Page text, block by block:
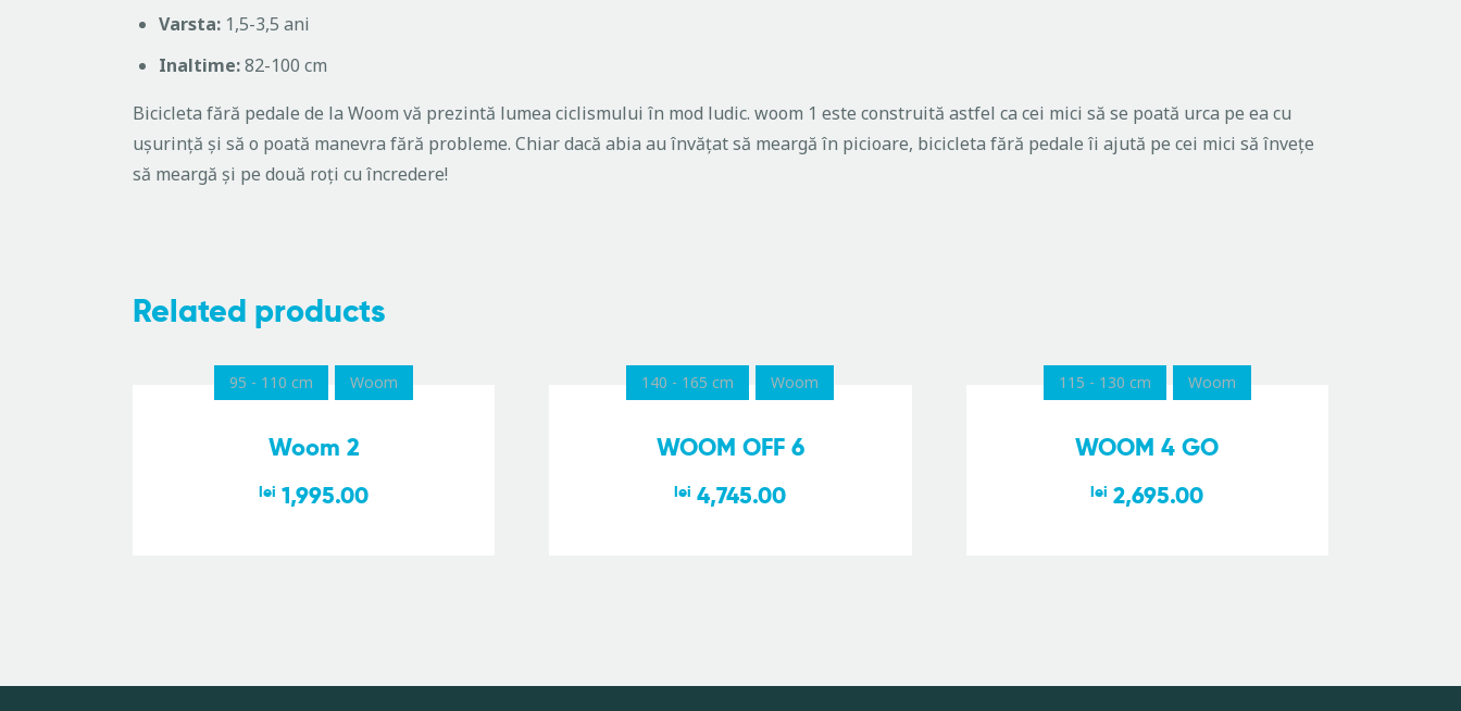
Varsta: 1,5-3,5 ani
Inaltime:82-100 cm
Bicicleta fără pedale de la Woom vă prezintă lumea ciclismului în mod ludic. woom 1 este construită astfel ca cei mici să se poată urca pe ea cu
ușurință şi să o poată manevra fără probleme. Chiar dacă abia au învăţat să meargă în picioare, bicicleta fără pedale îi ajută pe cei mici să înveţe
să meargă și pe două roți cu încredere!
Related products
95 - 110 cm Woom
Woom 2
lei 1,995.00
140 - 165 cm Woom
WOOM OFF 6
lei 4,745.00
115 - 130 cm Woom
WOOM 4 GO
lei 2,695.00